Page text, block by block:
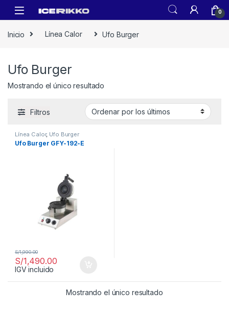
0
Inicio Línea Calor Ufo Burger
Ufo Burger
Mostrando el único resultado
Filtros
Línea Calor, Ufo Burger
Ufo Burger GFY-192-E
S/1,490.00
S/1,990.00
IGV incluido
Mostrando el único resultado